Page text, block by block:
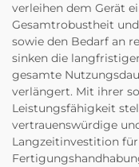
verleihen dem Gerät
Gesamtrobustheit
sowie den Bedarf an
sinken die
gesamte
verlängert. Mit ihrer
Leistungsfähigkeit
vertrauenswürdige
Langzeitinvestition